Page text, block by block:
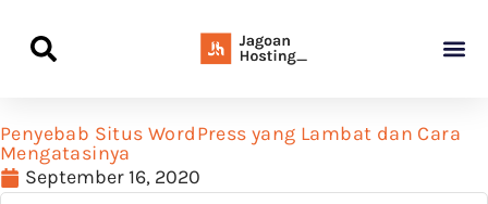
Penyebab Situs WordPress yang Lambat dan Cara
Mengatasinya
September 16, 2020